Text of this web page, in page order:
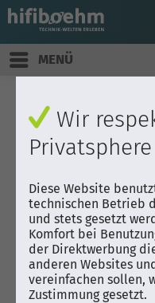
MENÜ
Wir
Privatsphere
Diese Website
technischen Betrieb
und stets gesetzt
Komfort bei
der Direktwerbung
anderen Websites
vereinfachen sollen,
Zustimmung gesetzt.